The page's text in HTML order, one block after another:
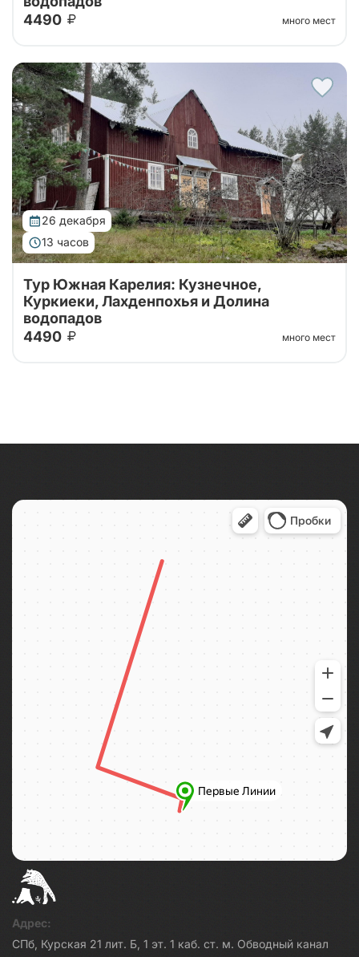
посещением Долины Водопадов, усадьбы Ларса
Сонка, хутора-музея "Milka" и дегустацией
карельских настоек
4490
много мест
26 декабря
13 часов
Тур Южная Карелия: Кузнечное,
Куркиеки, Лахденпохья и Долина
водопадов
4490
много мест
Адрес:
СПб, Курская 21 лит. Б, 1 эт. 1 каб. ст. м. Обводный канал